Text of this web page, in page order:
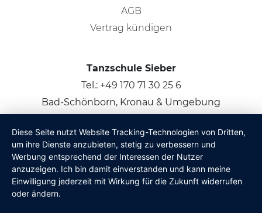
AGB
Vertrag kündigen
Tanzschule Sieber
Tel.: +49 170 71 30 25 6
Bad-Schönborn, Kronau & Umgebung
© 2026 Claus Sieber
Diese Seite nutzt Website Tracking-Technologien von Dritten,
um ihre Dienste anzubieten, stetig zu verbessern und
Werbung entsprechend der Interessen der Nutzer
anzuzeigen. Ich bin damit einverstanden und kann meine
Einwilligung jederzeit mit Wirkung für die Zukunft widerrufen
oder ändern.